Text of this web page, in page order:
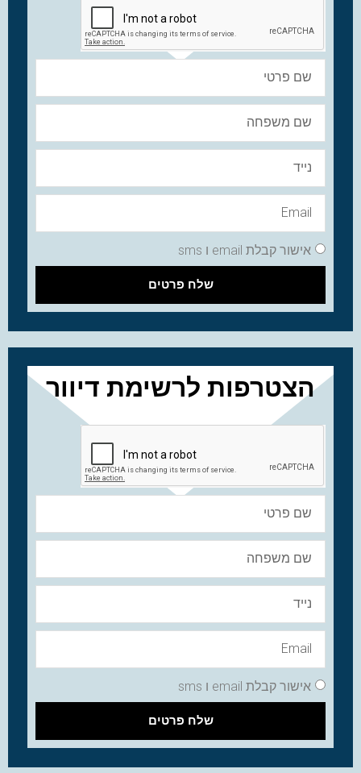
אישור קבלת email ו sms
שלח פרטים
הצטרפות לרשימת דיוור
אישור קבלת email ו sms
שלח פרטים